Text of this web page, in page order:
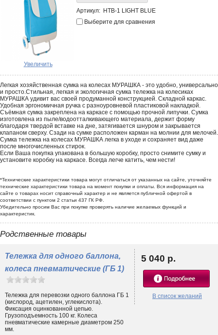
Увеличить
Артикул: HTB-1 LIGHT BLUE
Выберите для сравнения
Легкая хозяйственная сумка на колесах МУРАШКА - это удобно, универсально
и просто.Стильная, легкая и экологичная сумка тележка на колесиках
МУРАШКА удивит вас своей продуманной конструкцией. Складной каркас.
Удобная эргономичная ручка с разноуровневой пластиковой накладкой.
Съёмная сумка закреплена на каркасе с помощью прочной липучки. Сумка
изготовлена из пыле/водоотталкивающего материала, держит форму
благодаря твердой вставке на дне, затягивается шнуром и закрывается
клапаном сверху. Сзади на сумке расположен карман на молнии для мелочей.
Сумка тележка на колесах МУРАШКА легка в уходе и сохраняет вид даже
после многочисленных стирок.
Если Ваша покупка упакована в большую коробку, просто снимите сумку и
установите коробку на каркасе. Всегда легче катить, чем нести!
*Технические характеристики товара могут отличаться от указанных на сайте, уточняйте
технические характеристики товара на момент покупки и оплаты. Вся информация на
сайте о товарах носит справочный характер и не является публичной офертой в
соответствии с пунктом 2 статьи 437 ГК РФ.
Убедительно просим Вас при покупке проверять наличие желаемых функций и
характеристик.
Родственные товары
5 040 р.
В список желаний
Тележка для одного баллона,
колеса пневматические (ГБ 1)
Тележка для перевозки одного баллона ГБ 1
(кислород, ацетилен, углекислота).
Фиксация оцинкованной цепью.
Грузоподъемность 100 кг. Колеса
пневматические камерные диаметром 250
мм.